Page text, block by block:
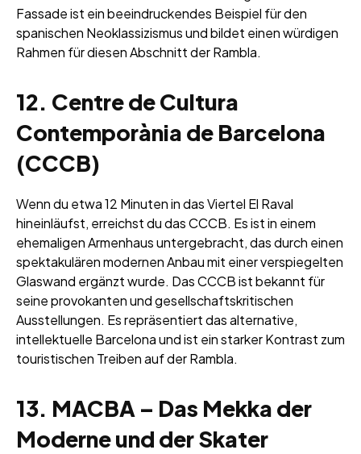
Fassade ist ein beeindruckendes Beispiel für den
spanischen Neoklassizismus und bildet einen würdigen
Rahmen für diesen Abschnitt der Rambla.
12. Centre de Cultura
Contemporània de Barcelona
(CCCB)
Wenn du etwa 12 Minuten in das Viertel El Raval
hineinläufst, erreichst du das CCCB. Es ist in einem
ehemaligen Armenhaus untergebracht, das durch einen
spektakulären modernen Anbau mit einer verspiegelten
Glaswand ergänzt wurde. Das CCCB ist bekannt für
seine provokanten und gesellschaftskritischen
Ausstellungen. Es repräsentiert das alternative,
intellektuelle Barcelona und ist ein starker Kontrast zum
touristischen Treiben auf der Rambla.
13. MACBA – Das Mekka der
Moderne und der Skater